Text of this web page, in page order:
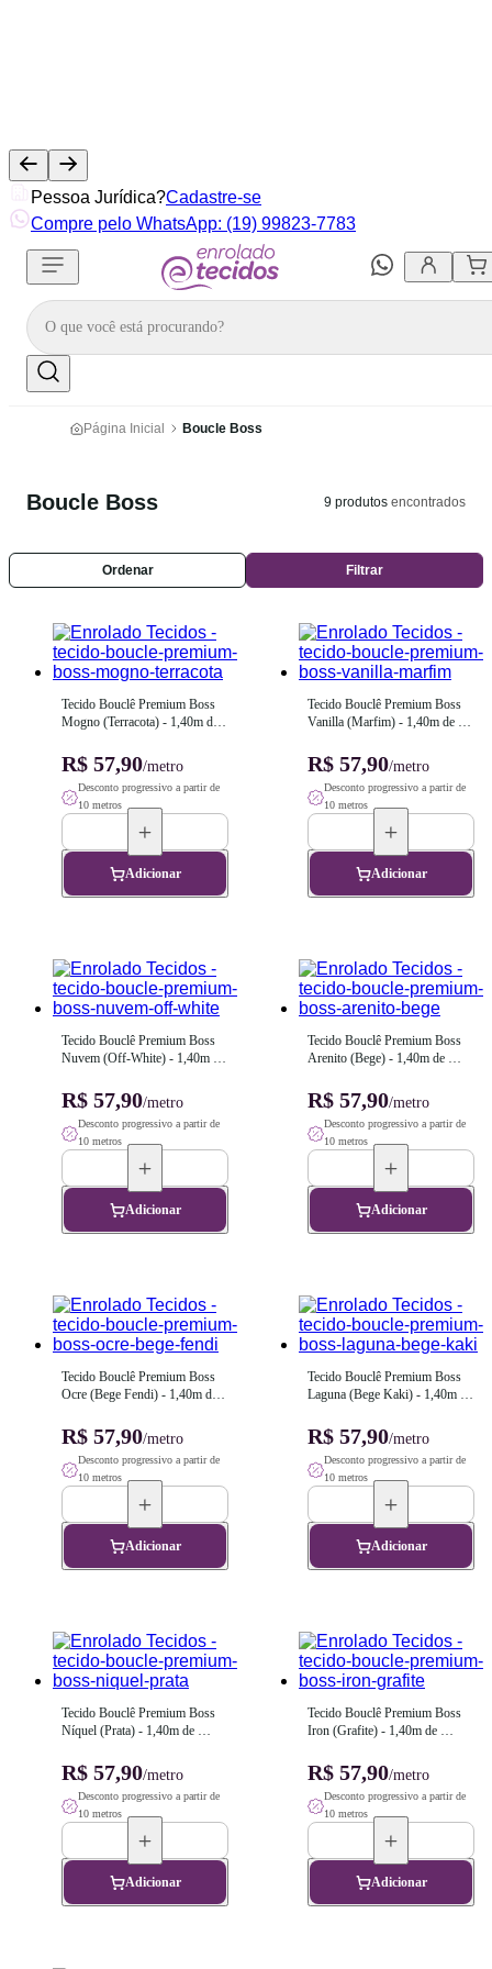
Pessoa Jurídica?Cadastre-se
Compre pelo WhatsApp: (19) 99823-7783
Página Inicial Boucle Boss
Boucle Boss 9 produtos encontrados
Ordenar Filtrar
Tecido Bouclê Premium Boss
Mogno (Terracota) - 1,40m de
R$ 57,90/metro
Desconto progressivo a partir de
10 metros
Adicionar
Tecido Bouclê Premium Boss
Vanilla (Marfim) - 1,40m de
R$ 57,90/metro
Desconto progressivo a partir de
10 metros
Adicionar
Tecido Bouclê Premium Boss
Nuvem (Off-White) - 1,40m de
R$ 57,90/metro
Desconto progressivo a partir de
10 metros
Adicionar
Tecido Bouclê Premium Boss
Arenito (Bege) - 1,40m de
R$ 57,90/metro
Desconto progressivo a partir de
10 metros
Adicionar
Tecido Bouclê Premium Boss
Ocre (Bege Fendi) - 1,40m de
R$ 57,90/metro
Desconto progressivo a partir de
10 metros
Adicionar
Tecido Bouclê Premium Boss
Laguna (Bege Kaki) - 1,40m de
R$ 57,90/metro
Desconto progressivo a partir de
10 metros
Adicionar
Tecido Bouclê Premium Boss
Níquel (Prata) - 1,40m de
R$ 57,90/metro
Desconto progressivo a partir de
10 metros
Adicionar
Tecido Bouclê Premium Boss
Iron (Grafite) - 1,40m de
R$ 57,90/metro
Desconto progressivo a partir de
10 metros
Adicionar